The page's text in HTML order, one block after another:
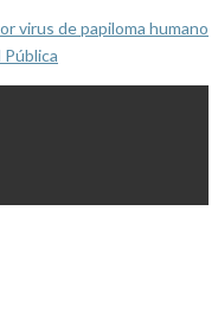
virus de papiloma humano